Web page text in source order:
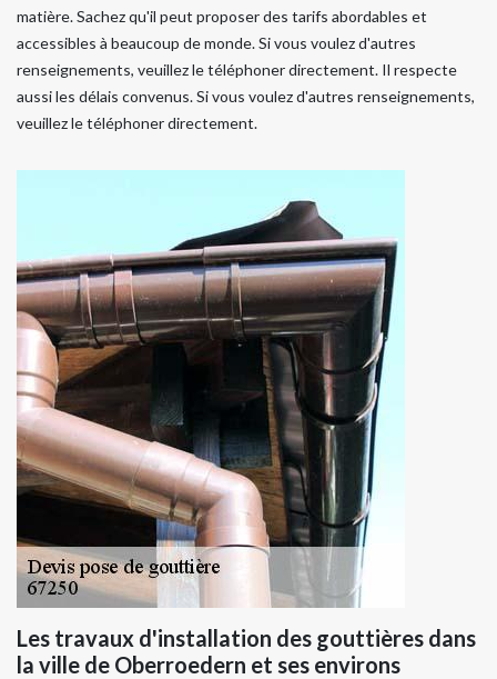
matière. Sachez qu'il peut proposer des tarifs abordables et
accessibles à beaucoup de monde. Si vous voulez d'autres
renseignements, veuillez le téléphoner directement. Il respecte
aussi les délais convenus. Si vous voulez d'autres renseignements,
veuillez le téléphoner directement.
Les travaux d'installation des gouttières dans
la ville de Oberroedern et ses environs